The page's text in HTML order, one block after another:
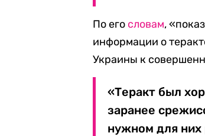
По его словам,
информации о
Украины к
«Теракт был
заранее
нужном для них